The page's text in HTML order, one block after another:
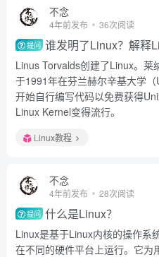
不念
4年前发布 36次阅读
提问 谁发明了Linux？解释
Linus Torvalds创建了Linux。莱
于1991年在芬兰赫尔辛基大学
开始自行编写代码以免费获得
Linux Kernel变得流行。
Linux教程
不念
4年前发布 28次阅读
提问 什么是Linux？
Linux是基于Linux内核的操作系
在不同的硬件平台上运行。它为